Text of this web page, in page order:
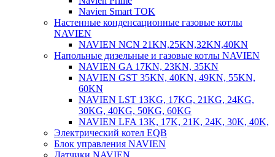
Navien Smart TOK
Настенные конденсационные газовые котлы
NAVIEN
NAVIEN NCN 21KN,25KN,32KN,40KN
Напольные дизельные и газовые котлы NAVIEN
NAVIEN GA 17KN, 23KN, 35KN
NAVIEN GST 35KN, 40KN, 49KN, 55KN,
60KN
NAVIEN LST 13KG, 17KG, 21KG, 24KG,
30KG, 40KG, 50KG, 60KG
NAVIEN LFA 13K, 17K, 21K, 24K, 30K, 40K,
Электрический котел EQB
Блок управления NAVIEN
Датчики NAVIEN